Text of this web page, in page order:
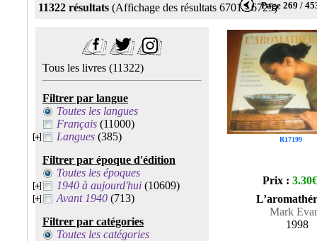
11322 résultats (Affichage des résultats 6701 - 6725)Page 269 /
Tous les livres (11322)
Filtrer par langue
Toutes les langues
Français (11000)
Langues (385)
Filtrer par époque d'édition
Toutes les époques
1940 à aujourd'hui (10609)
Avant 1940 (713)
Filtrer par catégories
Toutes les catégories
R17199
Prix : 3.30€
Mark
1998